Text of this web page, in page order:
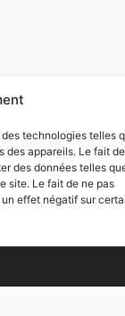
technologies telles
des appareils. Le fait de
des données telles
site. Le fait de ne pas
effet négatif sur